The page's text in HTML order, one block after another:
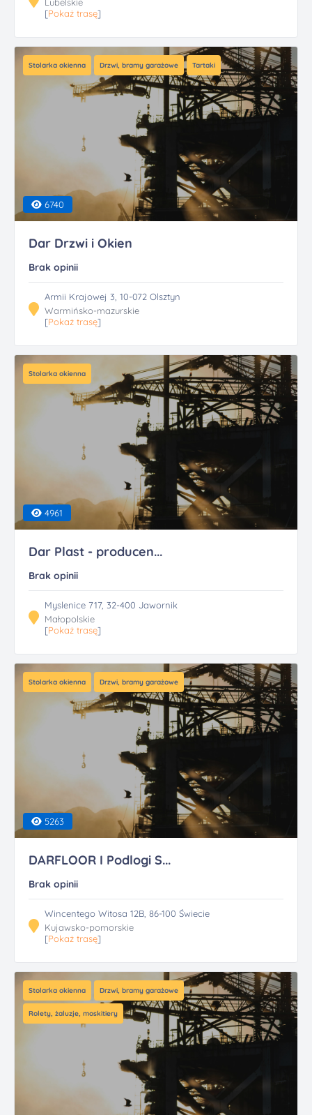
[Pokaż trasę]
Stolarka okienna Drzwi, bramy garażowe Tartaki
6740
Dar Drzwi i Okien
Brak opinii
Armii Krajowej 3, 10-072 Olsztyn
Warmińsko-mazurskie
[Pokaż trasę]
Stolarka okienna
4961
Dar Plast - producen...
Brak opinii
Myslenice 717, 32-400 Jawornik
Małopolskie
[Pokaż trasę]
Stolarka okienna Drzwi, bramy garażowe
5263
DARFLOOR I Podlogi S...
Brak opinii
Wincentego Witosa 12B, 86-100 Świecie
Kujawsko-pomorskie
[Pokaż trasę]
Stolarka okienna Drzwi, bramy garażowe
Rolety, żaluzje, moskitiery